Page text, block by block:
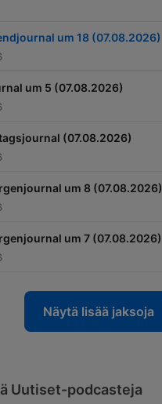
um 18 (07.08.2026)
um 5 (07.08.2026)
(07.08.2026)
um 8 (07.08.2026)
um 7 (07.08.2026)
Näytä lisää jaksoja
Uutiset-podcasteja